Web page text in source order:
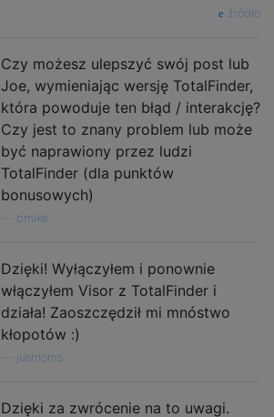
źródło
Czy możesz ulepszyć swój post lub
Joe, wymieniając wersję TotalFinder,
która powoduje ten błąd / interakcję?
Czy jest to znany problem lub może
być naprawiony przez ludzi
TotalFinder (dla punktów
bonusowych)
bmike
Dzięki! Wyłączyłem i ponownie
włączyłem Visor z TotalFinder i
działa! Zaoszczędził mi mnóstwo
kłopotów :)
justnorris
Dzięki za zwrócenie na to uwagi.